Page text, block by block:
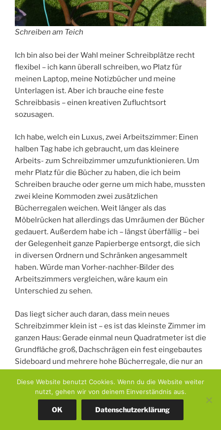
Schreiben am Teich
Ich bin also bei der Wahl meiner Schreibplätze recht
flexibel – ich kann überall schreiben, wo Platz für
meinen Laptop, meine Notizbücher und meine
Unterlagen ist. Aber ich brauche eine feste
Schreibbasis – einen kreativen Zufluchtsort
sozusagen.
Ich habe, welch ein Luxus, zwei Arbeitszimmer: Einen
halben Tag habe ich gebraucht, um das kleinere
Arbeits- zum Schreibzimmer umzufunktionieren. Um
mehr Platz für die Bücher zu haben, die ich beim
Schreiben brauche oder gerne um mich habe, mussten
zwei kleine Kommoden zwei zusätzlichen
Bücherregalen weichen. Weit länger als das
Möbelrücken hat allerdings das Umräumen der Bücher
gedauert. Außerdem habe ich – längst überfällig – bei
der Gelegenheit ganze Papierberge entsorgt, die sich
in diversen Ordnern und Schränken angesammelt
haben. Würde man Vorher-nachher-Bilder des
Arbeitszimmers vergleichen, wäre kaum ein
Unterschied zu sehen.
Das liegt sicher auch daran, dass mein neues
Schreibzimmer klein ist – es ist das kleinste Zimmer im
ganzen Haus: Gerade einmal neun Quadratmeter ist die
Grundfläche groß, Dachschrägen ein fest eingebautes
Sideboard und mehrere hohe Bücherregale, die nur an
die Gestaltungsmöglichkeiten zusätzlich ein.
Diese Website benutzt Cookies. Wenn du die Website weiter
nutzt, gehen wir von deinem Einverständnis aus.
OK Datenschutzerklärung